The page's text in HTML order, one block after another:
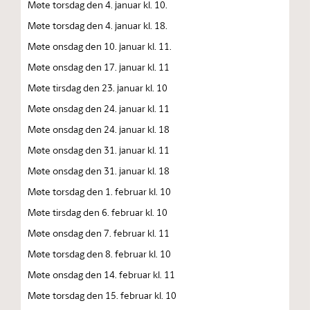
Møte torsdag den 4. januar kl. 10.
Møte torsdag den 4. januar kl. 18.
Møte onsdag den 10. januar kl. 11.
Møte onsdag den 17. januar kl. 11
Møte tirsdag den 23. januar kl. 10
Møte onsdag den 24. januar kl. 11
Møte onsdag den 24. januar kl. 18
Møte onsdag den 31. januar kl. 11
Møte onsdag den 31. januar kl. 18
Møte torsdag den 1. februar kl. 10
Møte tirsdag den 6. februar kl. 10
Møte onsdag den 7. februar kl. 11
Møte torsdag den 8. februar kl. 10
Møte onsdag den 14. februar kl. 11
Møte torsdag den 15. februar kl. 10